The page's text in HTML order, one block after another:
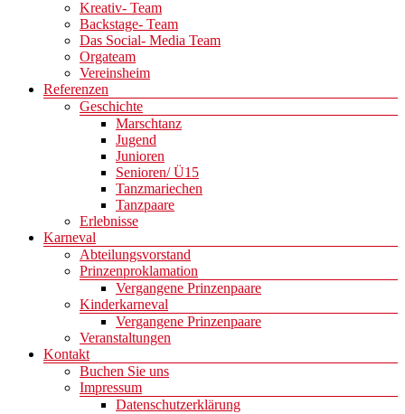
Kreativ- Team
Backstage- Team
Das Social- Media Team
Orgateam
Vereinsheim
Referenzen
Geschichte
Marschtanz
Jugend
Junioren
Senioren/ Ü15
Tanzmariechen
Tanzpaare
Erlebnisse
Karneval
Abteilungsvorstand
Prinzenproklamation
Vergangene Prinzenpaare
Kinderkarneval
Vergangene Prinzenpaare
Veranstaltungen
Kontakt
Buchen Sie uns
Impressum
Datenschutzerklärung